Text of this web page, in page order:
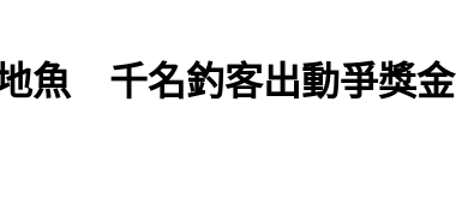
魚 千名釣客出動爭獎金